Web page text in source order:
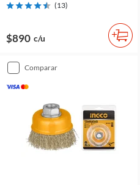
(13)
$890 c/u
comparar